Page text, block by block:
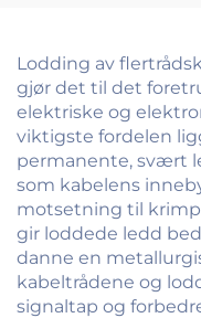
Lodding av
gjør det til det
elektriske og
viktigste fordelen
permanente, svært
som kabelens
motsetning til
gir loddede ledd
danne en
kabeltrådene og
signaltap og